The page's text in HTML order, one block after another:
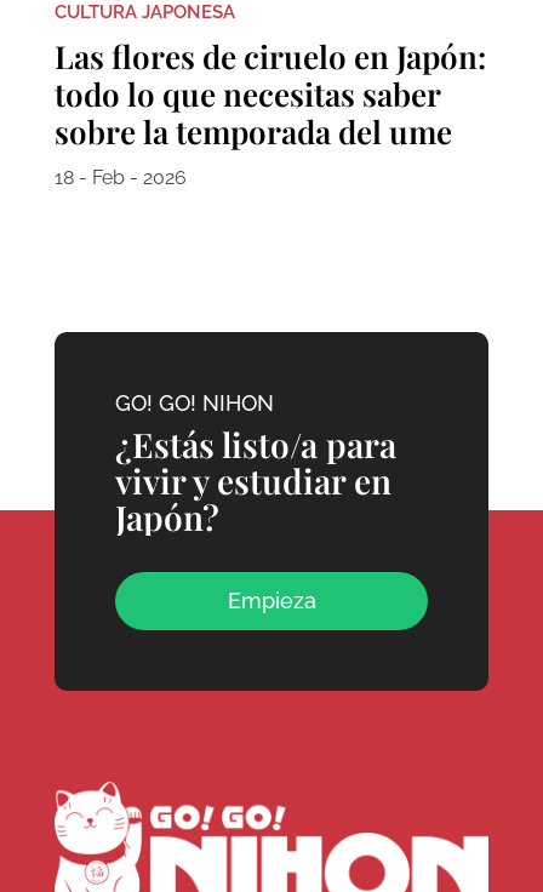
CULTURA JAPONESA
Las flores de ciruelo en Japón:
todo lo que necesitas saber
sobre la temporada del ume
18 - Feb - 2026
GO! GO! NIHON
¿Estás listo/a para
vivir y estudiar en
Japón?
Empieza